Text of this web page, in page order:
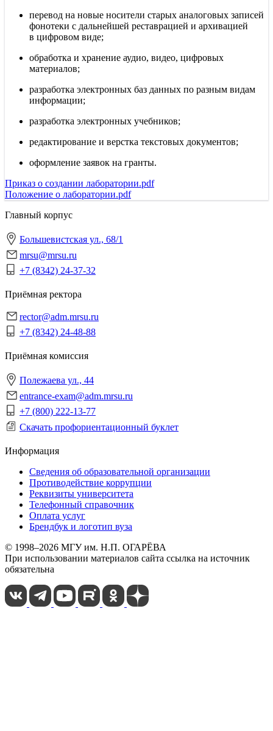
перевод на новые носители старых аналоговых записей
фонотеки с дальнейшей реставрацией и архивацией
в цифровом виде;
обработка и хранение аудио, видео, цифровых
материалов;
разработка электронных баз данных по разным видам
информации;
разработка электронных учебников;
редактирование и верстка текстовых документов;
оформление заявок на гранты.
Приказ о создании лаборатории.pdf
Положение о лаборатории.pdf
Главный корпус
Большевистская ул., 68/1
mrsu@mrsu.ru
+7 (8342) 24-37-32
Приёмная ректора
rector@adm.mrsu.ru
+7 (8342) 24-48-88
Приёмная комиссия
Полежаева ул., 44
entrance-exam@adm.mrsu.ru
+7 (800) 222-13-77
Скачать профориентационный буклет
Информация
Сведения об образовательной организации
Противодействие коррупции
Реквизиты университета
Телефонный справочник
Оплата услуг
Брендбук и логотип вуза
© 1998–2026 МГУ им. Н.П. ОГАРЁВА
При использовании материалов сайта ссылка на источник
обязательна